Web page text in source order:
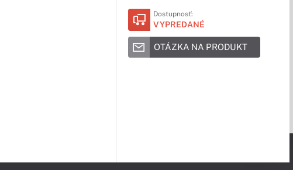
Dostupnosť:
VYPREDANÉ
OTÁZKA NA PRODUKT